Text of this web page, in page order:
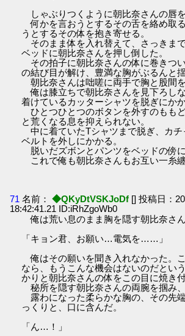
しゃぶりつくように朝比奈さんの唇を
何かを言おうとするその舌を絡め取
うとするその体を抱き寄せる。
そのまま体を入れ替えて、さっきま
ベッドに朝比奈さんを押し倒した。
その拍子に朝比奈さんの体に巻きつ
の結び目が解け、豊満な胸がぶるんと揺
朝比奈さんは咄嗟に両手で胸と股間を
俺は膝立ちで朝比奈さんを見下ろし
着けているカッターシャツを脱ぎにかか
ひとつひとつのボタンを外すのもも
と荒くなる息を抑えられない。
中に着ていたTシャツまで脱ぎ、カチ
ベルトを外しにかかる。
脱いだズボンとパンツをベッドの傍に
これで俺も朝比奈さんもお互い一糸纏
71 名前： ◆QKyDtVSKJoDf [] 投稿日：
18:42:41.21 ID:iRhZgoWb0
俺は荒い息のまま胸を隠す朝比奈さん
「キョン君、お願い…電気を……」
俺はその願いを聞き入れなかった。
なら、もうこんな機会はないのだとい
かりと朝比奈さんの体をこの目に焼き付
秘所を隠す朝比奈さんの両腕を掴み、
露わになった柔らかな胸の、その先
っくりと、口に含んだ。
「ん…！」